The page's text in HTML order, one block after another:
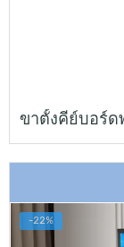
ขาตั้งคีย์บอร์ด
-22%